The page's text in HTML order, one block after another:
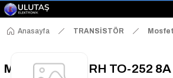
"Saat 14:00'a Kadar Verilen Siparişlerde Aynı
"Binlerce Ürün Çeşitliliği ile Stoktan
"Toptan Fiyatına Perakende Satış
Anasayfa TRANSİSTÖR
MMD60R580QRH TO-252